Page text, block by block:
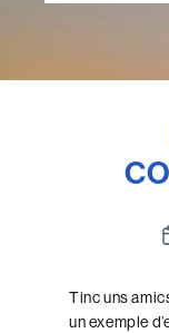
Tinc uns
un exemple